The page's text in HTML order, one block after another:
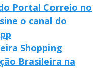
Portal Correio no
o canal do
Shopping
Brasileira na